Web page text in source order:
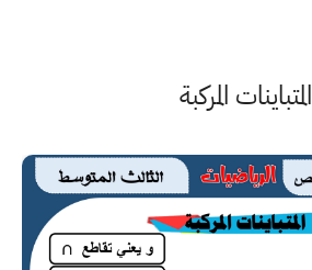
المتباينات المركبة